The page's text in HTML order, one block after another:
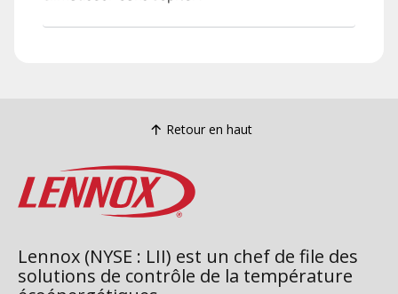
Retour en haut
Lennox (NYSE : LII) est un chef de file des
solutions de contrôle de la température